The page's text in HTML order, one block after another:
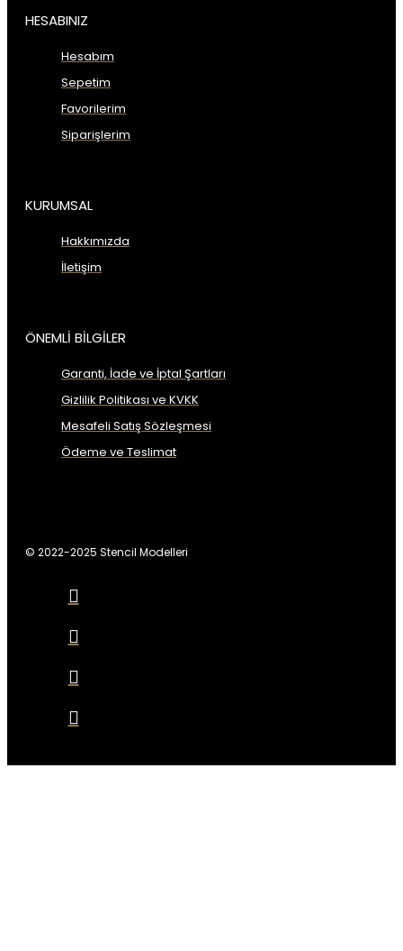
HESABINIZ
Hesabım
Sepetim
Favorilerim
Siparişlerim
KURUMSAL
Hakkımızda
İletişim
ÖNEMLİ BİLGİLER
Garanti, İade ve İptal Şartları
Gizlilik Politikası ve KVKK
Mesafeli Satış Sözleşmesi
Ödeme ve Teslimat
© 2022-2025 Stencil Modelleri